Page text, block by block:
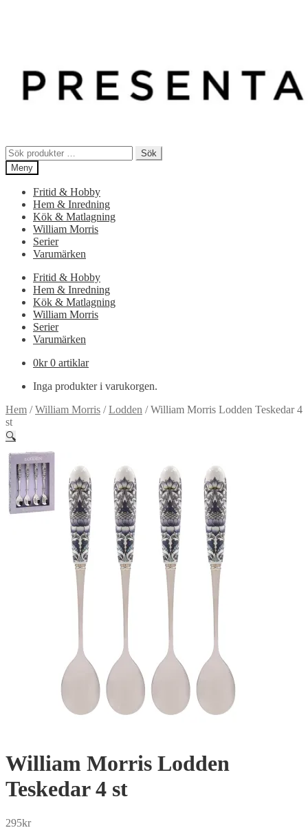
Sök
efter:
Sök
Meny
Fritid & Hobby
Hem & Inredning
Kök & Matlagning
William Morris
Serier
Varumärken
Fritid & Hobby
Hem & Inredning
Kök & Matlagning
William Morris
Serier
Varumärken
0kr 0 artiklar
Inga produkter i varukorgen.
Hem /William Morris /Lodden /William Morris Lodden Teskedar 4
st
🔍
William Morris Lodden
Teskedar 4 st
295kr